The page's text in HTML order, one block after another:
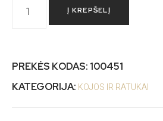
Į KREPŠELĮ
PREKĖS KODAS: 100451
KATEGORIJA: KOJOS IR RATUKAI